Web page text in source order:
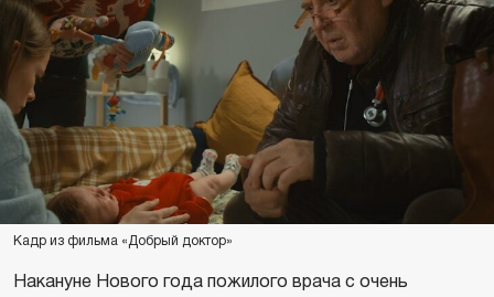
Кадр из фильма «Добрый доктор»
Накануне Нового года пожилого врача с очень